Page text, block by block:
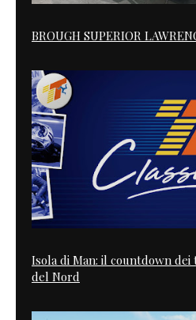
BROUGH SUPERIOR
Isola di Man: il countdown
del Nord